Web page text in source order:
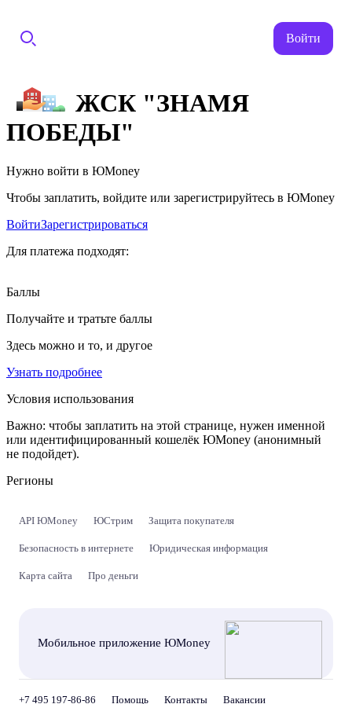
Войти
ЖСК "ЗНАМЯ
ПОБЕДЫ"
Нужно войти в ЮMoney
Чтобы заплатить, войдите или зарегистрируйтесь в ЮMoney
ВойтиЗарегистрироваться
Для платежа подходят:
Баллы
Получайте и тратьте баллы
Здесь можно и то, и другое
Узнать подробнее
Условия использования
Важно: чтобы заплатить на этой странице, нужен именной
или идентифицированный кошелёк ЮMoney (анонимный
не подойдет).
Регионы
API ЮMoney ЮСтрим Защита покупателя
Безопасность в интернете Юридическая информация
Карта сайта Про деньги
Мобильное приложение ЮMoney
+7 495 197-86-86 Помощь Контакты Вакансии